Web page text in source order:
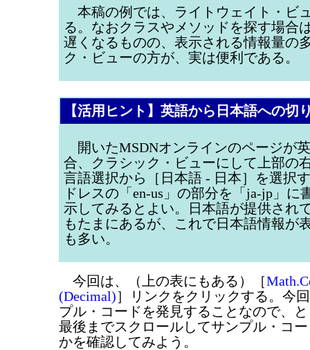
本稿の例では、ライトウェイト・ビ
る。なおクラスやメソッドを探す場合
遅くなるものの、表示される情報量の
ク・ビューの方が、実は便利である。
【活用ヒント】英語から日本語への切
開いたMSDNオンラインのページが
合、クラシック・ビューにして上部の
言語選択から［日本語 - 日本］を選択
ドレスの「en-us」の部分を「ja-jp」に
示してみるとよい。日本語が提供され
もたまにあるが、これで日本語情報が
も多い。
今回は、（上の表にもある）［
(Decimal)］リンクをクリックする。今
プル・コードを発見することなので、
最後までスクロールしてサンプル・コ
かを確認してみよう。